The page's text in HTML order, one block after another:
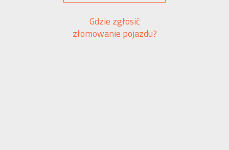
Gdzie zgłosić
złomowanie pojazdu?